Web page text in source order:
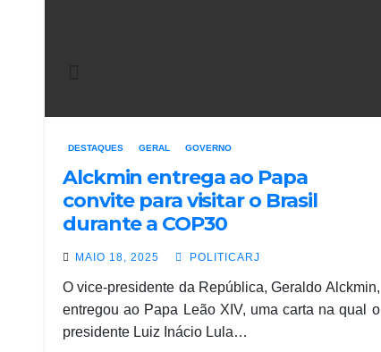
DESTAQUES GERAL GOVERNO
Alckmin entrega ao Papa
convite para visitar o Brasil
durante a COP30
MAIO 18, 2025 POLITICARJ
O vice-presidente da República, Geraldo Alckmin,
entregou ao Papa Leão XIV, uma carta na qual o
presidente Luiz Inácio Lula…